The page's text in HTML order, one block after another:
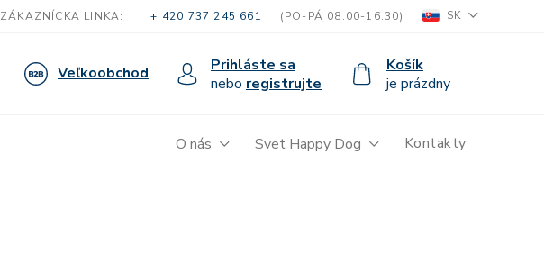
ZÁKAZNÍCKA LINKA: + 420 737 245 661 (PO-PÁ 08.00-16.30) SK
Veľkoobchod
Prihláste sa
nebo registrujte
Košík
je prázdny
O nás Svet Happy Dog Kontakty